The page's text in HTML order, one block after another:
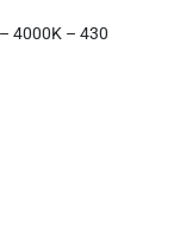
4000K – 430